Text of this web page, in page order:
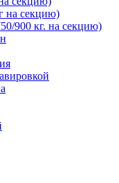
на секцию)
900 кг. на секцию)